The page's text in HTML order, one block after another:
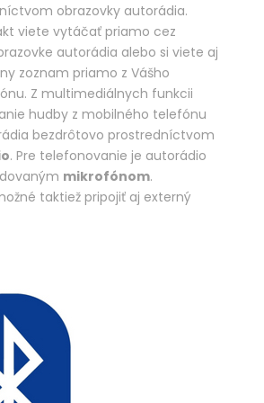
obrazovky autorádia.
viete vytáčať priamo cez
autorádia alebo si viete aj
zoznam priamo z Vášho
Z multimediálnych funkcii
hudby z mobilného telefónu
bezdrôtovo prostredníctvom
. Pre telefonovanie je autorádio
mikrofónom.
taktiež pripojiť aj externý